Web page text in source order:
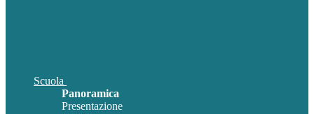
Scuola
Panoramica
Presentazione